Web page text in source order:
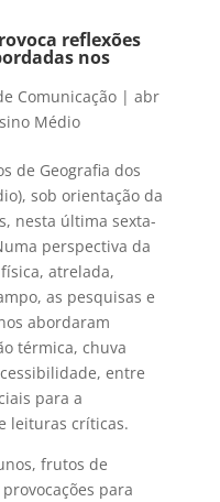
reflexões
nos
Comunicação| abr
Médio
de Geografia dos
sob orientação da
nesta última sexta-
perspectiva da
atrelada,
as pesquisas e
abordaram
térmica, chuva
entre
para a
leituras críticas.
frutos de
para